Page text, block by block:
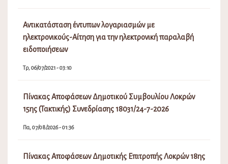
Αντικατάσταση έντυπων λογαριασμών με
ηλεκτρονικούς-Αίτηση για την ηλεκτρονική παραλαβή
ειδοποιήσεων
Τρ, 06/07/2021 - 03:10
Πίνακας Αποφάσεων Δημοτικού Συμβουλίου Λοκρών
15ης (Τακτικής) Συνεδρίασης 18031/24-7-2026
Πα, 07/08/2026 - 01:36
Πίνακας Αποφάσεων Δημοτικής Επιτροπής Λοκρών 18ης